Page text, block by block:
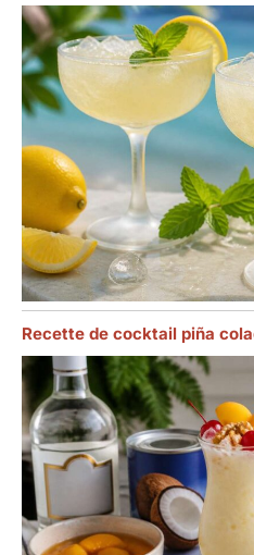
Recette de cocktail piña